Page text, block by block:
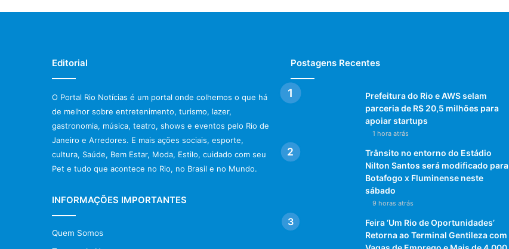
Editorial
O Portal Rio Notícias é um portal onde colhemos o que há
de melhor sobre entretenimento, turismo, lazer,
gastronomia, música, teatro, shows e eventos pelo Rio de
Janeiro e Arredores. E mais ações sociais, esporte,
cultura, Saúde, Bem Estar, Moda, Estilo, cuidado com seu
Pet e tudo que acontece no Rio, no Brasil e no Mundo.
INFORMAÇÕES IMPORTANTES
Quem Somos
Postagens Recentes
Prefeitura do Rio e AWS selam
parceria de R$ 20,5 milhões para
apoiar startups
1 hora atrás
Trânsito no entorno do Estádio
Nilton Santos será modificado para
Botafogo x Fluminense neste
sábado
9 horas atrás
Feira ‘Um Rio de Oportunidades’
Retorna ao Terminal Gentileza com